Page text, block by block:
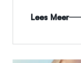
Lees Meer